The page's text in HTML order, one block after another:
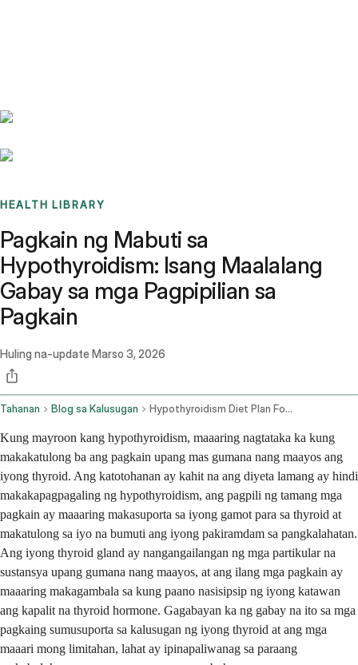
HEALTH LIBRARY
Pagkain ng Mabuti sa
Hypothyroidism: Isang Maalalang
Gabay sa mga Pagpipilian sa
Pagkain
Huling na-update Marso 3, 2026
Tahanan Blog sa Kalusugan Hypothyroidism Diet Plan Foods To Include And Avoid
Kung mayroon kang hypothyroidism, maaaring nagtataka ka kung
makakatulong ba ang pagkain upang mas gumana nang maayos ang
iyong thyroid. Ang katotohanan ay kahit na ang diyeta lamang ay hindi
makakapagpagaling ng hypothyroidism, ang pagpili ng tamang mga
pagkain ay maaaring makasuporta sa iyong gamot para sa thyroid at
makatulong sa iyo na bumuti ang iyong pakiramdam sa pangkalahatan.
Ang iyong thyroid gland ay nangangailangan ng mga partikular na
sustansya upang gumana nang maayos, at ang ilang mga pagkain ay
maaaring makagambala sa kung paano nasisipsip ng iyong katawan
ang kapalit na thyroid hormone. Gagabayan ka ng gabay na ito sa mga
pagkaing sumusuporta sa kalusugan ng iyong thyroid at ang mga
maaari mong limitahan, lahat ay ipinapaliwanag sa paraang